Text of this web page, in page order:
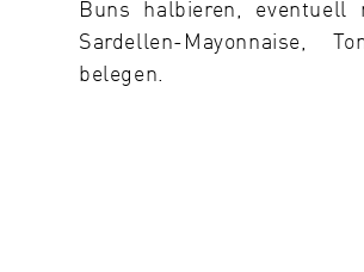
Buns halbieren,
Sardellen-Mayonnaise,
belegen.